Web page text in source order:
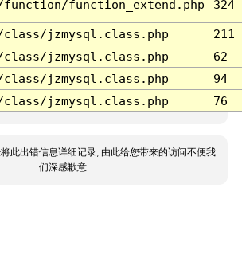
function/function_extend.php 324
class/jzmysql.class.php
211
class/jzmysql.class.php
62
class/jzmysql.class.php
94
class/jzmysql.class.php 76
此出错信息详细记录, 由此给您带来的访问不便我
们深感歉意.